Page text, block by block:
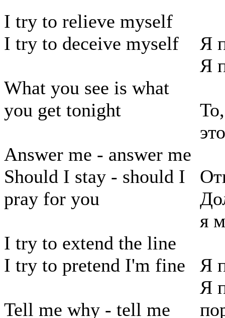
I try to relieve myself
I try to deceive myself
What you see is what
you get tonight
Answer me - answer me
Should I stay - should I
pray for you
I try to extend the line
I try to pretend I'm fine
Tell me why - tell me
Я
Я
я
Я
Я